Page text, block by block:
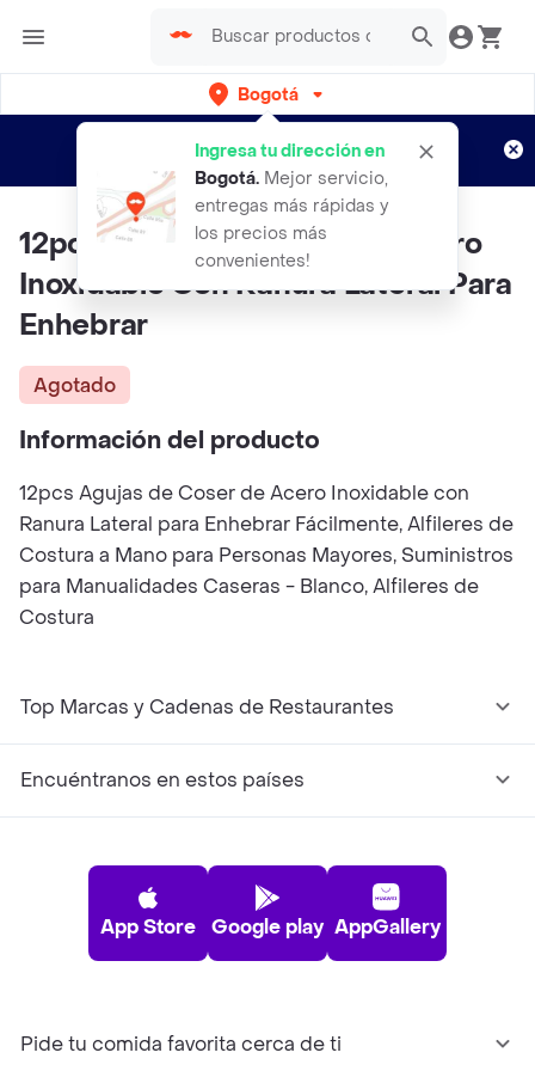
Bogotá
Ingresa tu dirección en
Bogotá. Mejor servicio,
entregas más rápidas y
los precios más
convenientes!
envíos gratis por semanas
Aplican TyC
12pcs Agujas De Coser De Acero
Inoxidable Con Ranura Lateral Para
Enhebrar
Agotado
Información del producto
12pcs Agujas de Coser de Acero Inoxidable con
Ranura Lateral para Enhebrar Fácilmente, Alfileres de
Costura a Mano para Personas Mayores, Suministros
para Manualidades Caseras - Blanco, Alfileres de
Costura
Top Marcas y Cadenas de Restaurantes
Encuéntranos en estos países
App Store Google play AppGallery
Pide tu comida favorita cerca de ti